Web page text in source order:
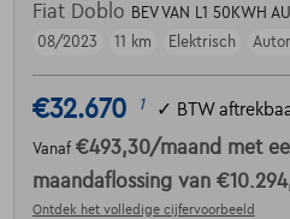
Fiat Doblo BEV VAN L1 50KWH
08/2023
11 km Elektrisch
€32.670 1 ✓ BTW
Vanaf €493,30/maand met
maandaflossing van
Ontdek het volledige cijfervoorbeeld